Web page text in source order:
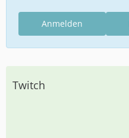
Anmelden
Twitch